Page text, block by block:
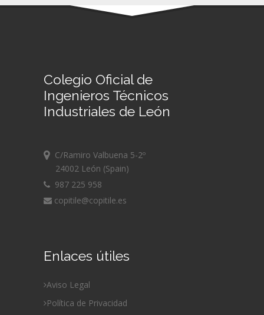
Colegio Oficial de
Ingenieros Técnicos
Industriales de León
C/Ramiro Valbuena 5-2º
24002 León (Spain)
987 225 958
copitile@copitile.es
Enlaces útiles
Aviso Legal
Política de Privacidad